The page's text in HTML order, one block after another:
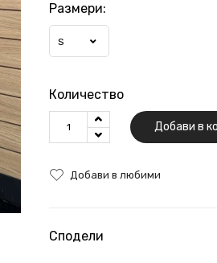
Размери:
S
Количество
Добави в
Добави в любими
Сподели